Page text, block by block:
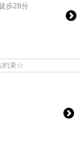
歩28分
約束☆